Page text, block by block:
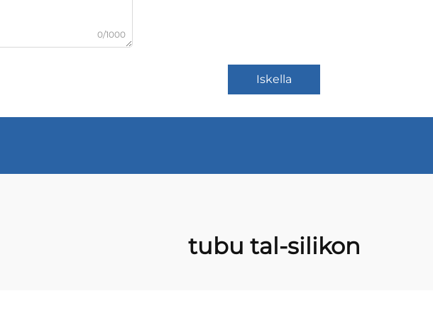
0/1000
Iskella
tubu tal-silikon